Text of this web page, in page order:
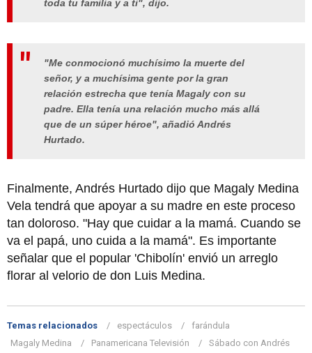
toda tu familia y a ti", dijo.
"Me conmocionó muchísimo la muerte del
señor, y a muchísima gente por la gran
relación estrecha que tenía Magaly con su
padre. Ella tenía una relación mucho más allá
que de un súper héroe", añadió Andrés
Hurtado.
Finalmente, Andrés Hurtado dijo que Magaly Medina
Vela tendrá que apoyar a su madre en este proceso
tan doloroso. "Hay que cuidar a la mamá. Cuando se
va el papá, uno cuida a la mamá". Es importante
señalar que el popular 'Chibolín' envió un arreglo
florar al velorio de don Luis Medina.
Temas relacionados espectáculos
farándula
Magaly Medina
Panamericana Televisión Sábado con Andrés